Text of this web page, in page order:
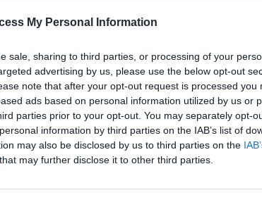
My Personal Information
sale, sharing to third parties, or processing of your
advertising by us, please use the below opt-out
note that after your opt-out request is processed you
ads based on personal information utilized by us or
parties prior to your opt-out. You may separately opt-
information by third parties on the IAB’s list of
may also be disclosed by us to third parties on the
that may further disclose it to other third parties.